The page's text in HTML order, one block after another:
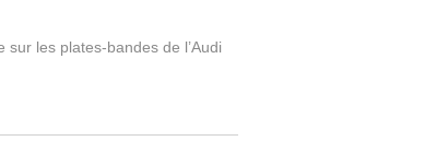
les plates-bandes de l’Audi